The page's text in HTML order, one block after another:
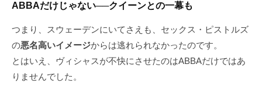
ABBAだけじゃない──クイーンとの一幕も
つまり、スウェーデンにいてさえも、セックス・ピストルズ
の悪名高いイメージからは逃れられなかったのです。
とはいえ、ヴィシャスが不快にさせたのはABBAだけではあ
りませんでした。